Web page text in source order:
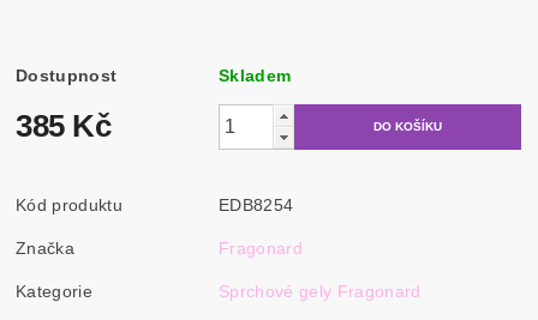
Dostupnost Skladem
385 Kč
Kód produktu EDB8254
Značka Fragonard
Kategorie Sprchové gely Fragonard